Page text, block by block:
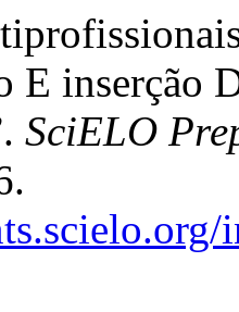
E inserção
SciELO